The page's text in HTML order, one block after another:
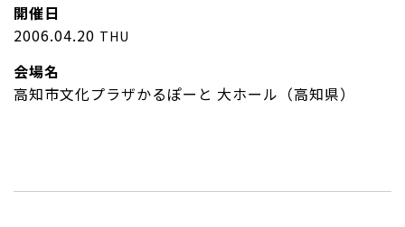
開催日
2006.04.20 THU
会場名
高知市文化プラザかるぽーと 大ホール（高知県）